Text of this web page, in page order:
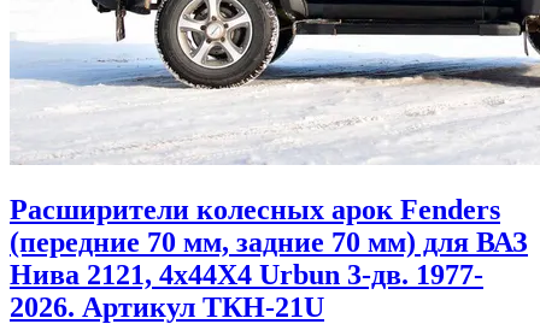
Расширители колесных арок Fenders
(передние 70 мм, задние 70 мм) для ВАЗ
Нива 2121, 4x44X4 Urbun 3-дв. 1977-
2026. Артикул ТКН-21U